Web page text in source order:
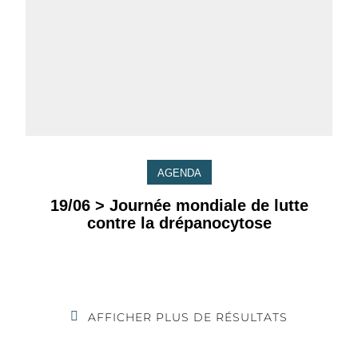
AGENDA
19/06 > Journée mondiale de lutte
contre la drépanocytose
AFFICHER PLUS DE RÉSULTATS